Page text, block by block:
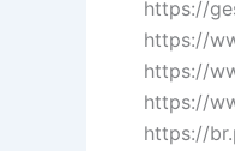
https://
https://
https://
https://
https://